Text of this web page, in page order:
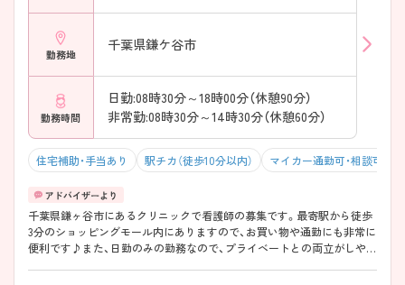
勤務地
千葉県鎌ケ谷市
勤務時間
日勤:08時30分～18時00分（休憩90分）
非常勤:08時30分～14時30分（休憩60分）
住宅補助・手当あり 駅チカ（徒歩10分以内） マイカー通勤可・相談可
千葉県鎌ヶ谷市にあるクリニックで看護師の募集です。最寄駅から徒歩
3分のショッピングモール内にありますので、お買い物や通勤にも非常に
便利です♪また、日勤のみの勤務なので、プライベートとの両立がしやす